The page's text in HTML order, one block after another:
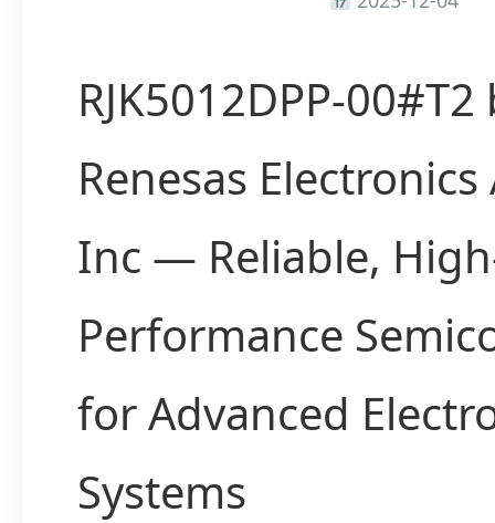
RJK5012DPP-00#T2
Renesas
Inc — Reliable,
Performance
for Advanced
Systems